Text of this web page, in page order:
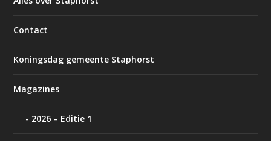
Contact
Koningsdag gemeente Staphorst
Magazines
2026 – Editie 1